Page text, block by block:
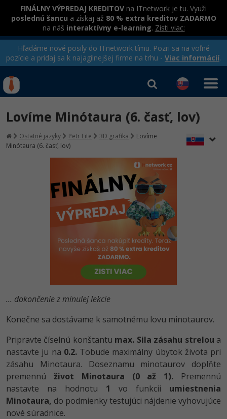
FINÁLNY VÝPREDAJ KREDITOV na ITnetwork je tu. Využi
poslednú šancu a získaj až 80 % extra kreditov ZADARMO
na náš interaktívny e-learning. Zisti viac:
Hľadáme nové posily do ITnetwork tímu. Pozri sa na voľné
pozície a pridaj sa k najagilnejšej firme na trhu - Viac informácií.
hradené úradom práce
Kurzy programovania
Java -80%
C# .NET -80%
Python -80%
-80%
Swift
Kotlin -80%
Céčko -80%
VB.NET
Prihlásiť sa| Registrovať
Lovíme Minótaura (6. časť, lov)
Ostatné jazyky Petr Lite 3D grafika
Lovíme
Minótaura (6. časť, lov)
... dokončenie z minulej lekcie
Konečne sa dostávame k samotnému lovu minotaurov.
Pripravte číselnú konštantu max. Sila zásahu strelou a
nastavte ju na 0.2.Tobude maximálny úbytok života pri
zásahu Minotaura. Doseznamu minotaurov doplňte
premennú život Minotaura (0 až 1). Premennú
nastavte na hodnotu 1 vo funkcii umiestnenia
Minotaura, do podmienky testujúci nájdenie vyhovujúce
nové súradnice.